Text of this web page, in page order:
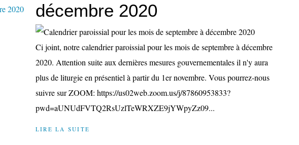
décembre 2020
Ci joint, notre calendrier paroissial pour les mois de septembre à décembre
2020. Attention suite aux dernières mesures gouvernementales il n'y aura
plus de liturgie en présentiel à partir du 1er novembre. Vous pourrez-nous
suivre sur ZOOM: https://us02web.zoom.us/j/87860953833?
pwd=aUNUdFVTQ2RsUzlTeWRXZE9jYWpyZz09...
LIRE LA SUITE